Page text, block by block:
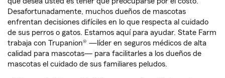
Desafortunadamente, muchos dueños de mascotas
enfrentan decisiones difíciles en lo que respecta al cuidado
de sus perros o gatos. Estamos aquí para ayudar. State Farm
trabaja con Trupanion® —líder en seguros médicos de alta
calidad para mascotas— para facilitarles a los dueños de
mascotas el cuidado de sus familiares peludos.